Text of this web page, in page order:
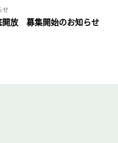
せ
放 募集開始のお知らせ